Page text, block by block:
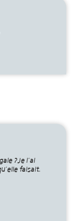
?Je l’ai
faisait.